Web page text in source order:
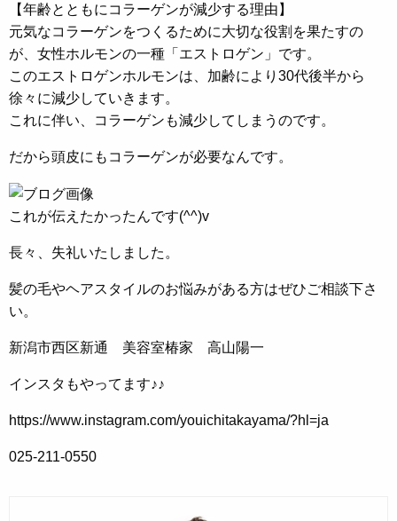
【年齢とともにコラーゲンが減少する理由】
元気なコラーゲンをつくるために大切な役割を果たすの
が、女性ホルモンの一種「エストロゲン」です。
このエストロゲンホルモンは、加齢により30代後半から
徐々に減少していきます。
これに伴い、コラーゲンも減少してしまうのです。
だから頭皮にもコラーゲンが必要なんです。
これが伝えたかったんです(^^)v
長々、失礼いたしました。
髪の毛やヘアスタイルのお悩みがある方はぜひご相談下さ
い。
新潟市西区新通 美容室椿家 高山陽一
インスタもやってます♪♪
https://www.instagram.com/youichitakayama/?hl=ja
025-211-0550